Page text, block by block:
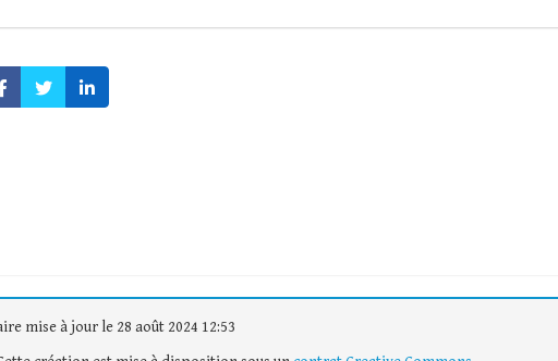
mise à jour le 28 août 2024 12:53